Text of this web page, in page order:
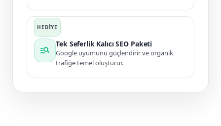
manage_search
Tek Seferlik Kalıcı SEO Paketi
Google uyumunu güçlendirir ve organik
trafiğe temel oluşturur.